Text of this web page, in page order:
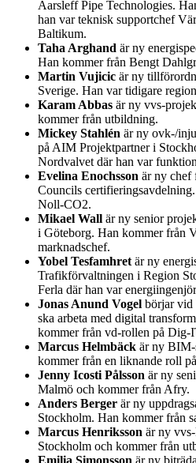
Aarsleff Pipe Technologies.
han var teknisk supportchef
Baltikum.
Taha Arghand är ny
Han kommer från Bengt
Martin Vujicic är ny
Sverige. Han var tidigare
Karam Abbas är ny vvs-
kommer från utbildning.
Mickey Stahlén är ny ovk-/
på AIM Projektpartner i
Nordvalvet där han var
Evelina Enochsson är ny chef
Councils
Noll-CO2.
Mikael Wall är ny senior
i Göteborg. Han kommer från
marknadschef.
Yobel Tesfamhret är ny
Trafikförvaltningen i Region
Ferla där han var
Jonas Anund Vogel börjar vid
ska arbeta med digital
kommer från vd-rollen på
Marcus Helmbäck är ny BIM-
kommer från en liknande roll
Jenny Icosti Pålsson är ny
Malmö och kommer från Afry.
Anders Berger är ny
Stockholm. Han kommer från
Marcus Henriksson är ny
Stockholm och kommer från
Emilia Simonsson är ny